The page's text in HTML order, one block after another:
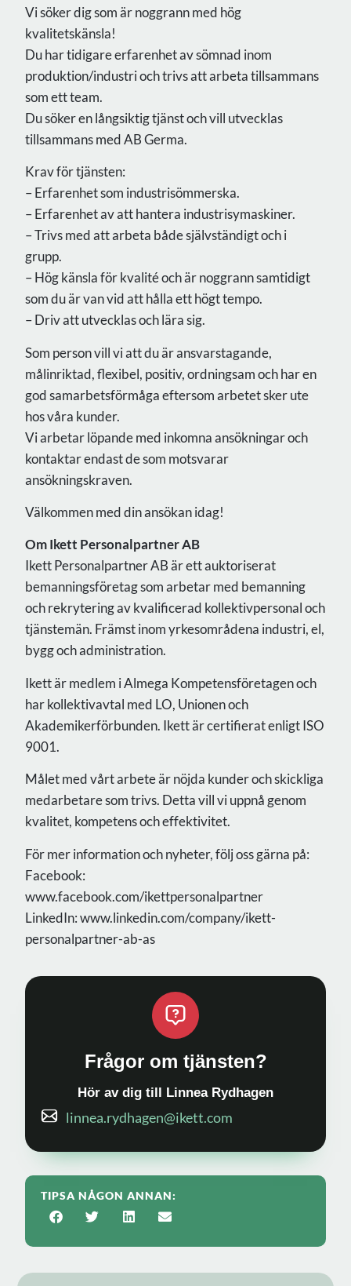
Vi söker dig som är noggrann med hög
kvalitetskänsla!
Du har tidigare erfarenhet av sömnad inom
produktion/industri och trivs att arbeta tillsammans
som ett team.
Du söker en långsiktig tjänst och vill utvecklas
tillsammans med AB Germa.
Krav för tjänsten:
– Erfarenhet som industrisömmerska.
– Erfarenhet av att hantera industrisymaskiner.
– Trivs med att arbeta både självständigt och i
grupp.
– Hög känsla för kvalité och är noggrann samtidigt
som du är van vid att hålla ett högt tempo.
– Driv att utvecklas och lära sig.
Som person vill vi att du är ansvarstagande,
målinriktad, flexibel, positiv, ordningsam och har en
god samarbetsförmåga eftersom arbetet sker ute
hos våra kunder.
Vi arbetar löpande med inkomna ansökningar och
kontaktar endast de som motsvarar
ansökningskraven.
Välkommen med din ansökan idag!
Om Ikett Personalpartner AB
Ikett Personalpartner AB är ett auktoriserat
bemanningsföretag som arbetar med bemanning
och rekrytering av kvalificerad kollektivpersonal och
tjänstemän. Främst inom yrkesområdena industri, el,
bygg och administration.
Ikett är medlem i Almega Kompetensföretagen och
har kollektivavtal med LO, Unionen och
Akademikerförbunden. Ikett är certifierat enligt ISO
9001.
Målet med vårt arbete är nöjda kunder och skickliga
medarbetare som trivs. Detta vill vi uppnå genom
kvalitet, kompetens och effektivitet.
För mer information och nyheter, följ oss gärna på:
Facebook:
www.facebook.com/ikettpersonalpartner
LinkedIn: www.linkedin.com/company/ikett-
personalpartner-ab-as
Frågor om tjänsten?
Hör av dig till Linnea Rydhagen
linnea.rydhagen@ikett.com
TIPSA NÅGON ANNAN: